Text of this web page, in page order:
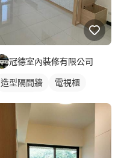
冠德室內裝修有限公司
造型隔間牆
電視櫃